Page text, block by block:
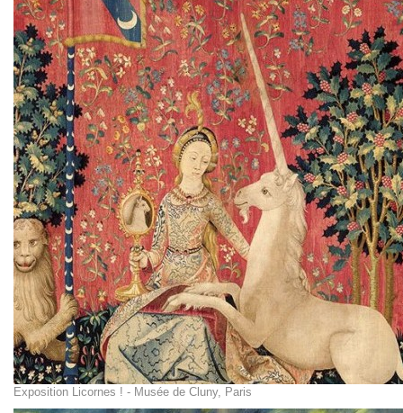
Exposition Licornes ! - Musée de Cluny, Paris